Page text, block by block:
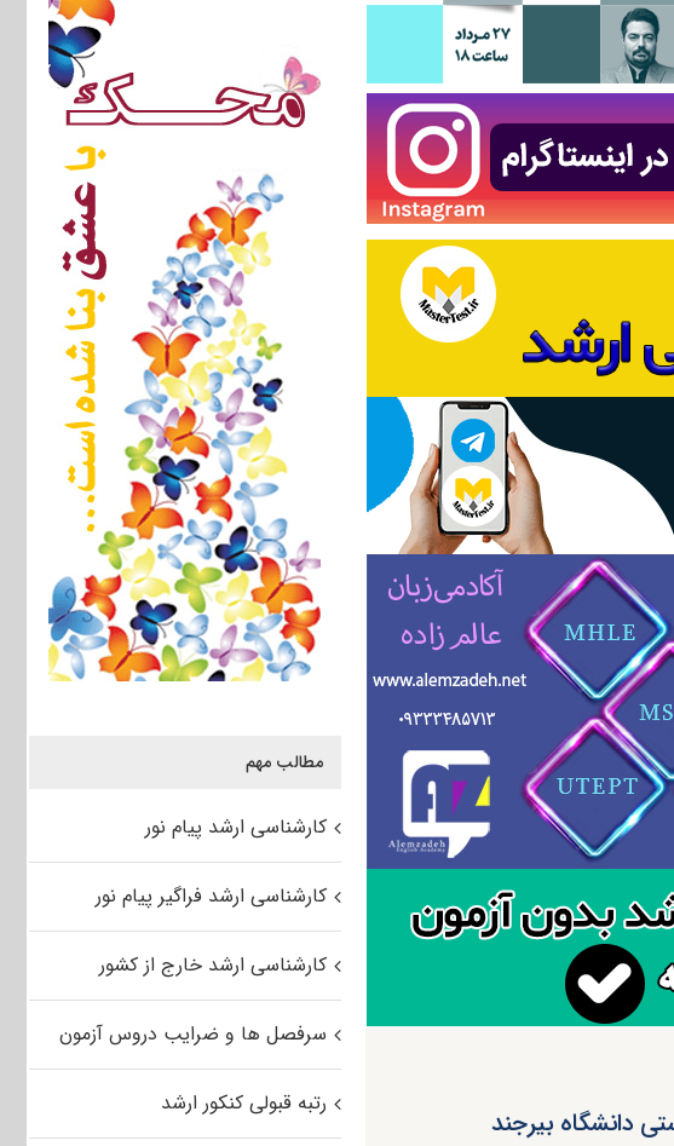
مطالب مهم
کارشناسی ارشد پیام نور
کارشناسی ارشد فراگیر پیام نور
کارشناسی ارشد خارج از کشور
سرفصل ها و ضرایب دروس آزمون
رتبه قبولی کنکور ارشد